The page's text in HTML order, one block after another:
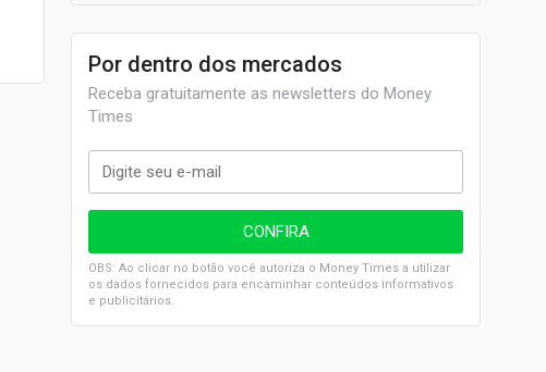
Por dentro dos mercados
Receba gratuitamente as newsletters do Money
Times
OBS: Ao clicar no botão você autoriza o Money Times a utilizar
os dados fornecidos para encaminhar conteúdos informativos
e publicitários.
SELIC em 14%: A repercussão da decisão sobre os JUROS